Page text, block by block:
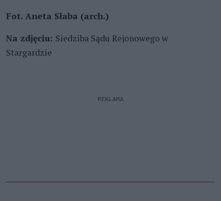
Fot. Aneta Słaba (arch.)
Na zdjęciu: Siedziba Sądu Rejonowego w
Stargardzie
REKLAMA